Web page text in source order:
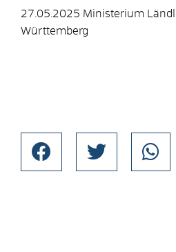
27.05.2025 Ministerium
Württemberg